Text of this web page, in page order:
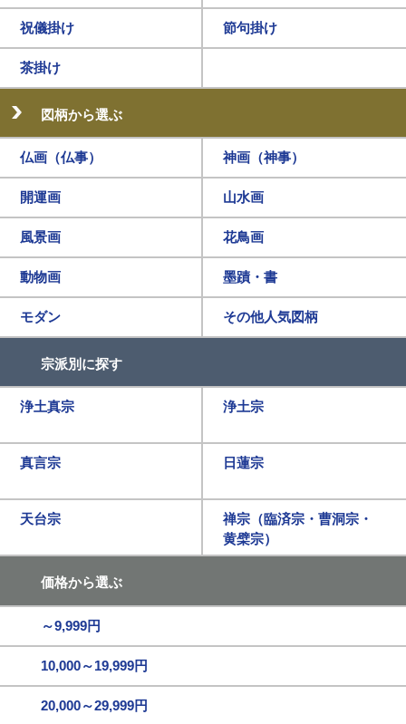
祝儀掛け 節句掛け
茶掛け
図柄から選ぶ
仏画（仏事） 神画（神事）
開運画 山水画
風景画 花鳥画
動物画 墨蹟・書
モダン その他人気図柄
宗派別に探す
浄土真宗 浄土宗
真言宗 日蓮宗
天台宗
禅宗（臨済宗・曹洞宗・
黄檗宗）
価格から選ぶ
～9,999円
10,000～19,999円
20,000～29,999円